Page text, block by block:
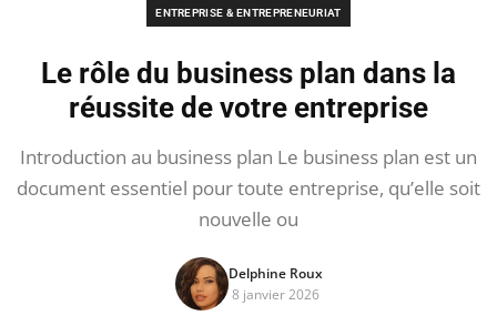
ENTREPRISE & ENTREPRENEURIAT
Le rôle du business plan dans la
réussite de votre entreprise
Introduction au business plan Le business plan est un
document essentiel pour toute entreprise, qu’elle soit
nouvelle ou
Delphine Roux
8 janvier 2026